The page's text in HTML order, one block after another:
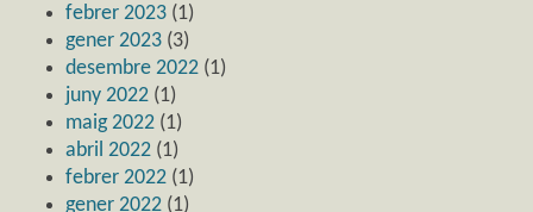
febrer 2023 (1)
gener 2023 (3)
desembre 2022 (1)
juny 2022 (1)
maig 2022 (1)
abril 2022 (1)
febrer 2022 (1)
gener 2022 (1)